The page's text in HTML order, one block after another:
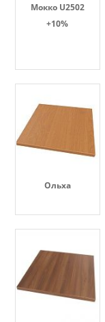
Мокко U2502
+10%
Ольха